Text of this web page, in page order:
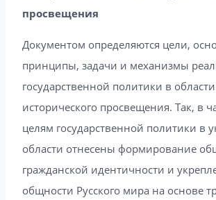
просвещения
Документом определяются цели,
принципы, задачи и механизмы
государственной политики в области
исторического просвещения. Так, в
целям государственной политики в
области отнесены формирование
гражданской идентичности и
общности Русского мира на основе